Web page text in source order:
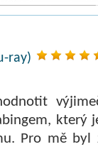
ray)
který
Pro mě byl